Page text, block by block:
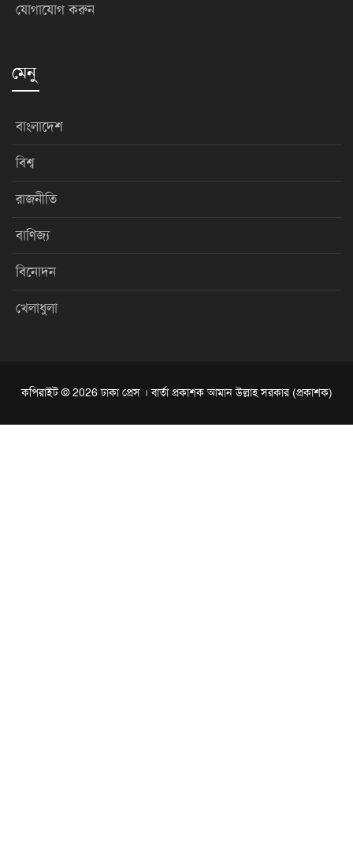
যোগাযোগ করুন
মেনু
বাংলাদেশ
বিশ্ব
রাজনীতি
বাণিজ্য
বিনোদন
খেলাধুলা
কপিরাইট © 2026 ঢাকা প্রেস । বার্তা প্রকাশক আমান উল্লাহ সরকার (প্রকাশক)